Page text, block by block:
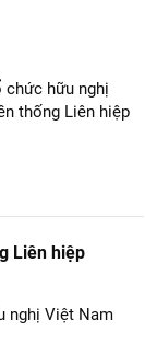
chức hữu nghị
thống Liên hiệp
Liên hiệp
nghị Việt Nam